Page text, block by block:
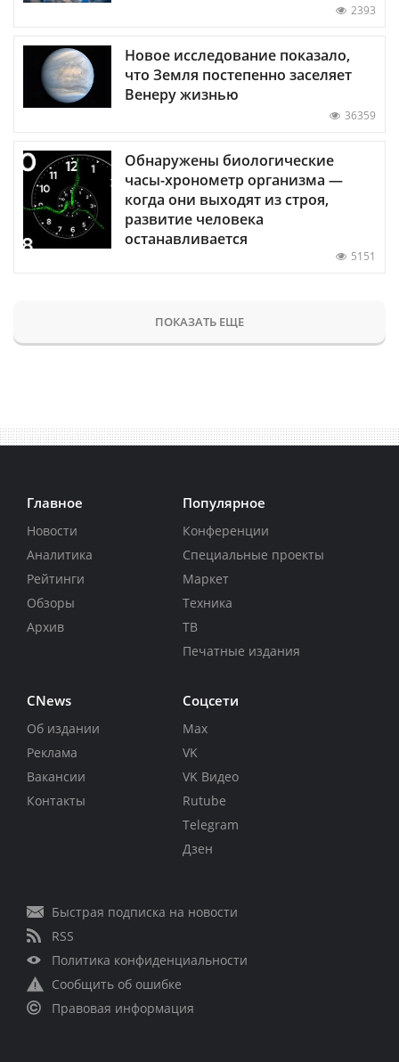
2393
Новое исследование показало,
что Земля постепенно заселяет
Венеру жизнью
36359
Обнаружены биологические
часы-хронометр организма —
когда они выходят из строя,
развитие человека
останавливается
5151
ПОКАЗАТЬ ЕЩЕ
Главное
Новости
Аналитика
Рейтинги
Обзоры
Архив
Популярное
Конференции
Специальные проекты
Маркет
Техника
ТВ
Печатные издания
CNews
Об издании
Реклама
Вакансии
Контакты
Соцсети
Max
VK
VK Видео
Rutube
Telegram
Дзен
Быстрая подписка на новости
RSS
Политика конфиденциальности
Сообщить об ошибке
Правовая информация